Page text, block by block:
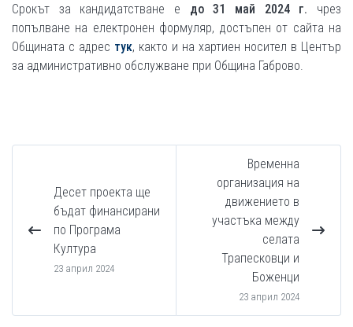
Срокът за кандидатстване е до31 май 2024 г. чрез
попълване на електронен формуляр, достъпен от сайта на
Общината с адрес тук, както и на хартиен носител в Център
за административно обслужване при Община Габрово.
Десет проекта ще
бъдат финансирани
по Програма
Култура
23 април 2024
Временна
организация на
движението в
участъка между
селата
Трапесковци и
Боженци
23 април 2024